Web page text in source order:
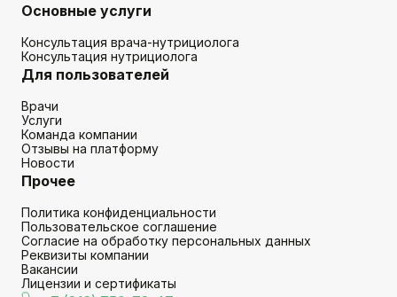
Основные услуги
Консультация врача-нутрициолога
Консультация нутрициолога
Для пользователей
Врачи
Услуги
Команда компании
Отзывы на платформу
Новости
Прочее
Политика конфиденциальности
Пользовательское соглашение
Согласие на обработку персональных данных
Реквизиты компании
Вакансии
Лицензии и сертификаты